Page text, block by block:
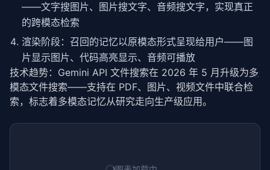
——文字搜图片、图片搜文字、音频搜文字，实现真正
的跨模态检索
渲染阶段：召回的记忆以原模态形式呈现给用户——图
片显示图片、代码高亮显示、音频可播放
技术趋势：Gemini API 文件搜索在 2026 年 5 月升级为多
模态文件搜索——支持在 PDF、图片、视频文件中联合检
索，标志着多模态记忆从研究走向生产级应用。